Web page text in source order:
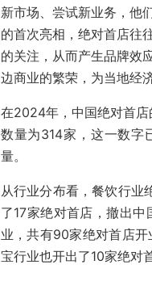
新市场、尝试新业务，他
的首次亮相，绝对首店往
的关注，从而产生品牌效
边商业的繁荣，为当地经
在2024年，中国绝对首
数量为314家，这一数
量。
从行业分布看，餐饮行业
了17家绝对首店，撤出
业，共有90家绝对首店
宝行业也开出了10家绝对